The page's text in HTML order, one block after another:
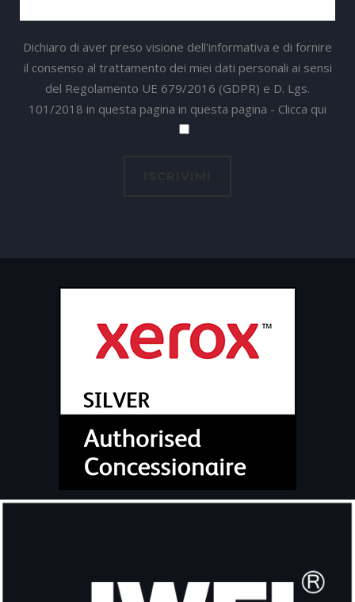
Dichiaro di aver preso visione dell'informativa e di fornire
il consenso al trattamento dei miei dati personali ai sensi
del Regolamento UE 679/2016 (GDPR) e D. Lgs.
101/2018 in questa pagina in questa pagina - Clicca qui